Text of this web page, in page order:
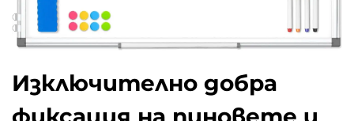
Изключително добра